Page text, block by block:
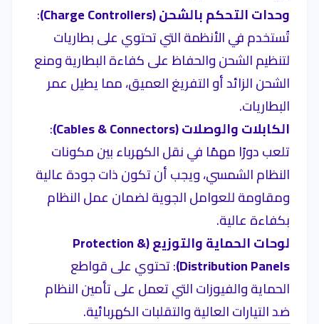
وحدات التحكم بالشحن (Charge Controllers)
:
تُستخدم في الأنظمة التي تحتوي على بطاريات
لتنظيم الشحن والحفاظ على كفاءة البطارية ومنع
الشحن الزائد أو التفريغ العميق، مما يطيل عمر
البطاريات.
الكابلات والوصلات (Cables & Connectors)
:
تلعب دورًا مهمًا في نقل الكهرباء بين مكونات
النظام الشمسي، ويجب أن تكون ذات جودة عالية
ومقاومة للعوامل الجوية لضمان عمل النظام
بكفاءة عالية.
لوحات الحماية والتوزيع (Protection &
Distribution Panels) : تحتوي على قواطع
الحماية والفيوزات التي تعمل على تأمين النظام
ضد التيارات العالية والتقلبات الكهربائية.